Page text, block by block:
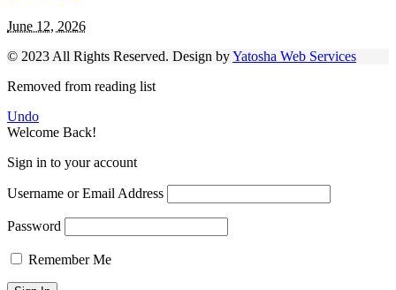
June 12, 2026
© 2023 All Rights Reserved. Design byYatosha Web Services
Removed from reading list
Undo
Welcome Back!
Sign in to your account
Username or Email Address
Password
Remember Me